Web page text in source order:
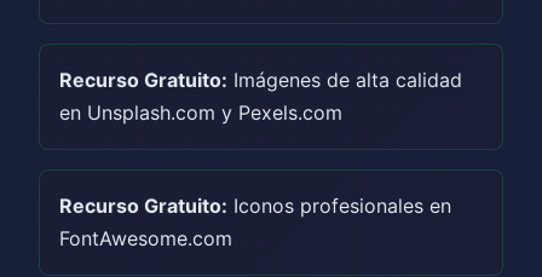
Recurso Gratuito: Imágenes de alta calidad
en Unsplash.com y Pexels.com
Recurso Gratuito: Iconos profesionales en
FontAwesome.com